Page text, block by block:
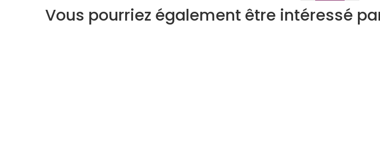
Vous pourriez également être intéressé